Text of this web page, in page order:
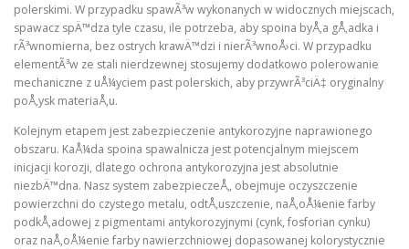
polerskimi. W przypadku spawÃ³w wykonanych w widocznych miejscach,
spawacz spÄ™dza tyle czasu, ile potrzeba, aby spoina byÅ‚a gÅ‚adka i
rÃ³wnomierna, bez ostrych krawÄ™dzi i nierÃ³wnoÅ›ci. W przypadku
elementÃ³w ze stali nierdzewnej stosujemy dodatkowo polerowanie
mechaniczne z uÅ¼yciem past polerskich, aby przywrÃ³ciÄ‡ oryginalny
poÅ‚ysk materiaÅ‚u.
Kolejnym etapem jest zabezpieczenie antykorozyjne naprawionego
obszaru. KaÅ¼da spoina spawalnicza jest potencjalnym miejscem
inicjacji korozji, dlatego ochrona antykorozyjna jest absolutnie
niezbÄ™dna. Nasz system zabezpieczeÅ„ obejmuje oczyszczenie
powierzchni do czystego metalu, odtÅ‚uszczenie, naÅ‚oÅ¼enie farby
podkÅ‚adowej z pigmentami antykorozyjnymi (cynk, fosforian cynku)
oraz naÅ‚oÅ¼enie farby nawierzchniowej dopasowanej kolorystycznie